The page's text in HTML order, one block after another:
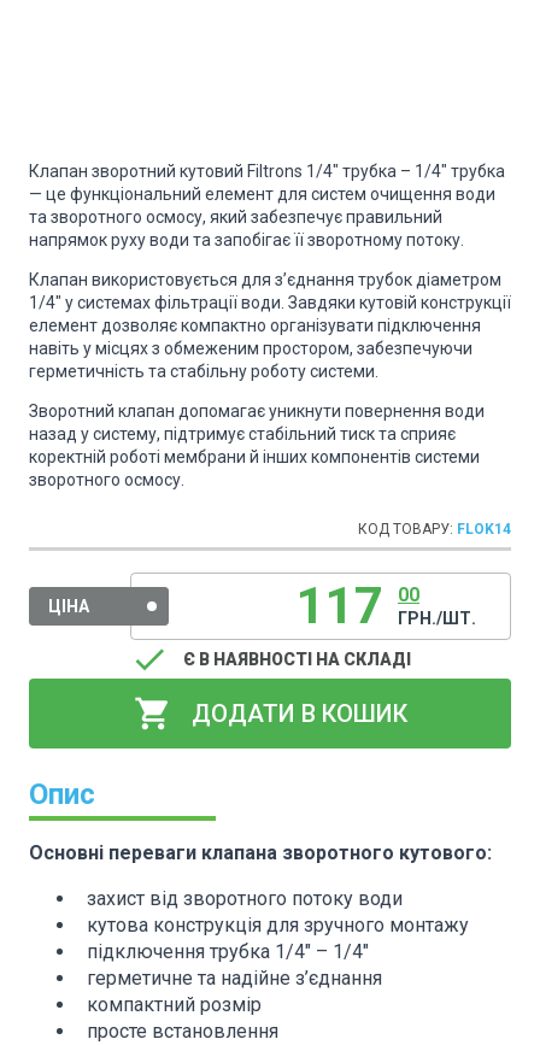
Клапан зворотний кутовий Filtrons 1/4" трубка – 1/4" трубка
— це функціональний елемент для систем очищення води
та зворотного осмосу, який забезпечує правильний
напрямок руху води та запобігає її зворотному потоку.
Клапан використовується для з’єднання трубок діаметром
1/4" у системах фільтрації води. Завдяки кутовій конструкції
елемент дозволяє компактно організувати підключення
навіть у місцях з обмеженим простором, забезпечуючи
герметичність та стабільну роботу системи.
Зворотний клапан допомагає уникнути повернення води
назад у систему, підтримує стабільний тиск та сприяє
коректній роботі мембрани й інших компонентів системи
зворотного осмосу.
КОД ТОВАРУ: FLOK14
ЦІНА 117 00
ГРН./ШТ.
done Є В НАЯВНОСТІ НА СКЛАДІ
shopping_cart ДОДАТИ В КОШИК
Опис
Основні переваги клапана зворотного кутового:
захист від зворотного потоку води
кутова конструкція для зручного монтажу
підключення трубка 1/4" – 1/4"
герметичне та надійне з’єднання
компактний розмір
просте встановлення